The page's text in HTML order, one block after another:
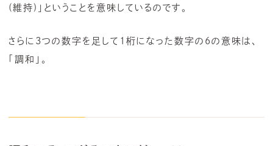
(維持)」ということを意味しているのです。
さらに3つの数字を足して1桁になった数字の6の意味は、
「調和」。